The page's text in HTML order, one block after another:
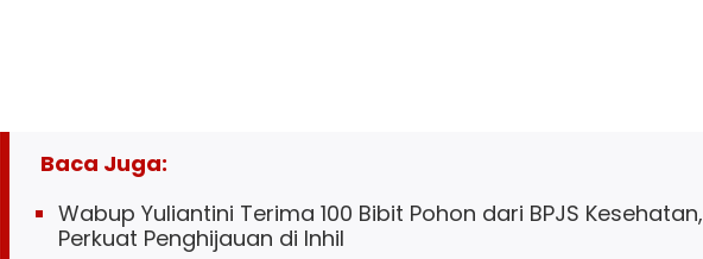
Baca Juga:
Wabup Yuliantini Terima 100 Bibit Pohon dari BPJS Kesehatan,
Perkuat Penghijauan di Inhil